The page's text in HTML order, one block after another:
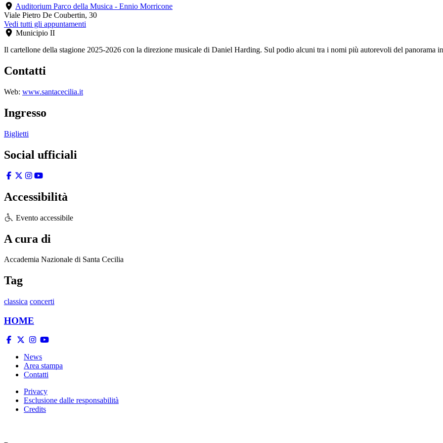
Auditorium Parco della Musica - Ennio Morricone
Viale Pietro De Coubertin, 30
Vedi tutti gli appuntamenti
Municipio II
Il cartellone della stagione 2025-2026 con la direzione musicale di Daniel Harding. Sul podio alcuni tra i nomi più autorevoli del panorama
Contatti
Web: www.santacecilia.it
Ingresso
Biglietti
Social ufficiali
Accessibilità
Evento accessibile
A cura di
Accademia Nazionale di Santa Cecilia
Tag
classica concerti
HOME
News
Area stampa
Contatti
Privacy
Esclusione dalle responsabilità
Credits